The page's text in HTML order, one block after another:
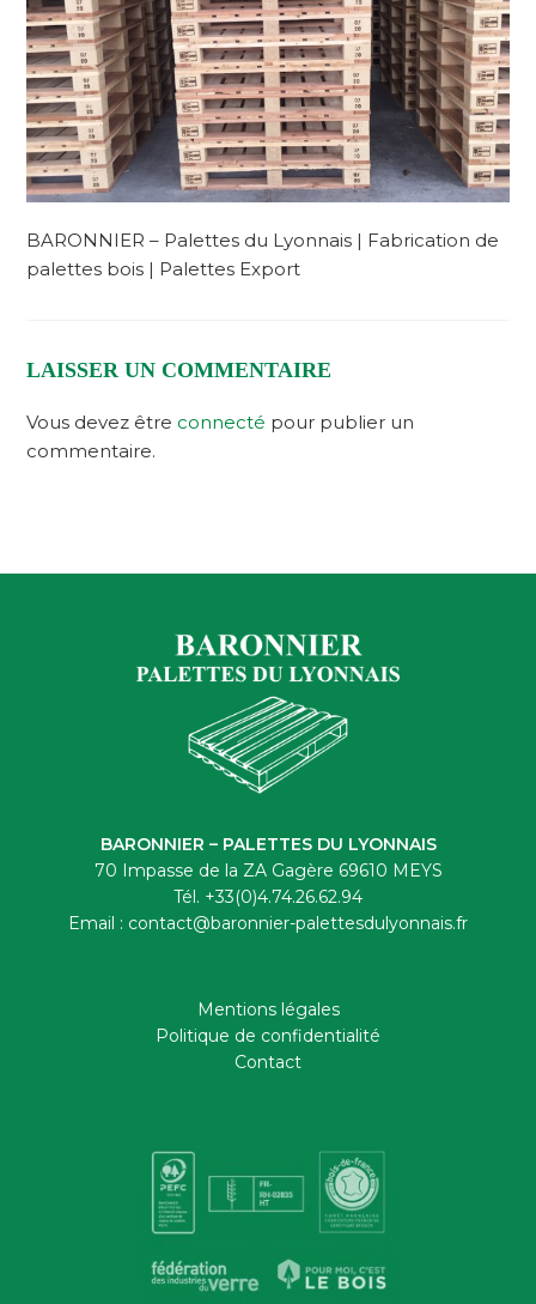
BARONNIER – Palettes du Lyonnais | Fabrication de
palettes bois | Palettes Export
LAISSER UN COMMENTAIRE
Vous devez être connecté pour publier un
commentaire.
BARONNIER – PALETTES DU LYONNAIS
70 Impasse de la ZA Gagère 69610 MEYS
Tél. +33(0)4.74.26.62.94
Email : contact@baronnier-palettesdulyonnais.fr
Mentions légales
Politique de confidentialité
Contact